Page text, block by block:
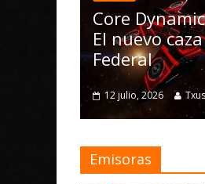
Dynamics Kestrel Mk II:
caza de la Armada
0
Emisoras